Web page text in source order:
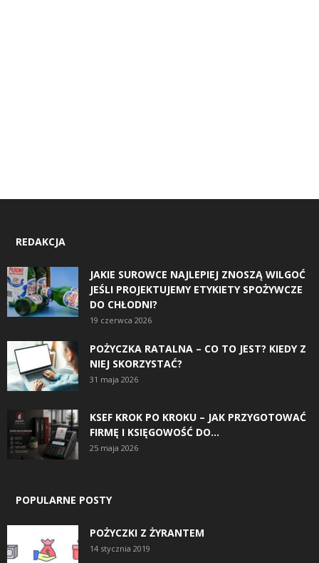
REDAKCJA
JAKIE SUROWCE NAJLEPIEJ ZNOSZĄ WILGOĆ
JEŚLI PROJEKTUJEMY ETYKIETY SPOŻYWCZE
DO CHŁODNI?
19 czerwca 2026
POŻYCZKA RATALNA – CO TO JEST? KIEDY Z
NIEJ SKORZYSTAĆ?
31 maja 2026
KSEF KROK PO KROKU – JAK PRZYGOTOWAĆ
FIRMĘ I KSIĘGOWOŚĆ DO...
25 maja 2026
POPULARNE POSTY
POŻYCZKI Z ŻYRANTEM
14 stycznia 2019